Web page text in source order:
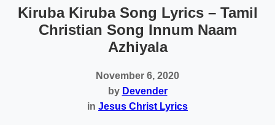
Kiruba Kiruba Song Lyrics – Tamil
Christian Song Innum Naam
Azhiyala
November 6, 2020
by Devender
in Jesus Christ Lyrics